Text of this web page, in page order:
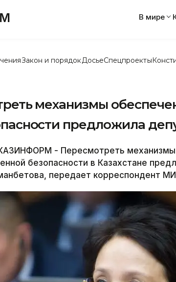
В мире
Закон и порядок ДосьеСпецпроекты
механизмы
предложила
- Пересмотреть механизмы
безопасности в Казахстане
передает корреспондент